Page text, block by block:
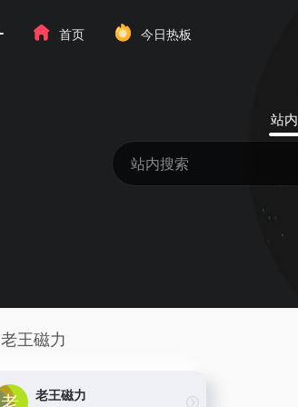
首页 今日热板
站内
老王磁力
老王磁力